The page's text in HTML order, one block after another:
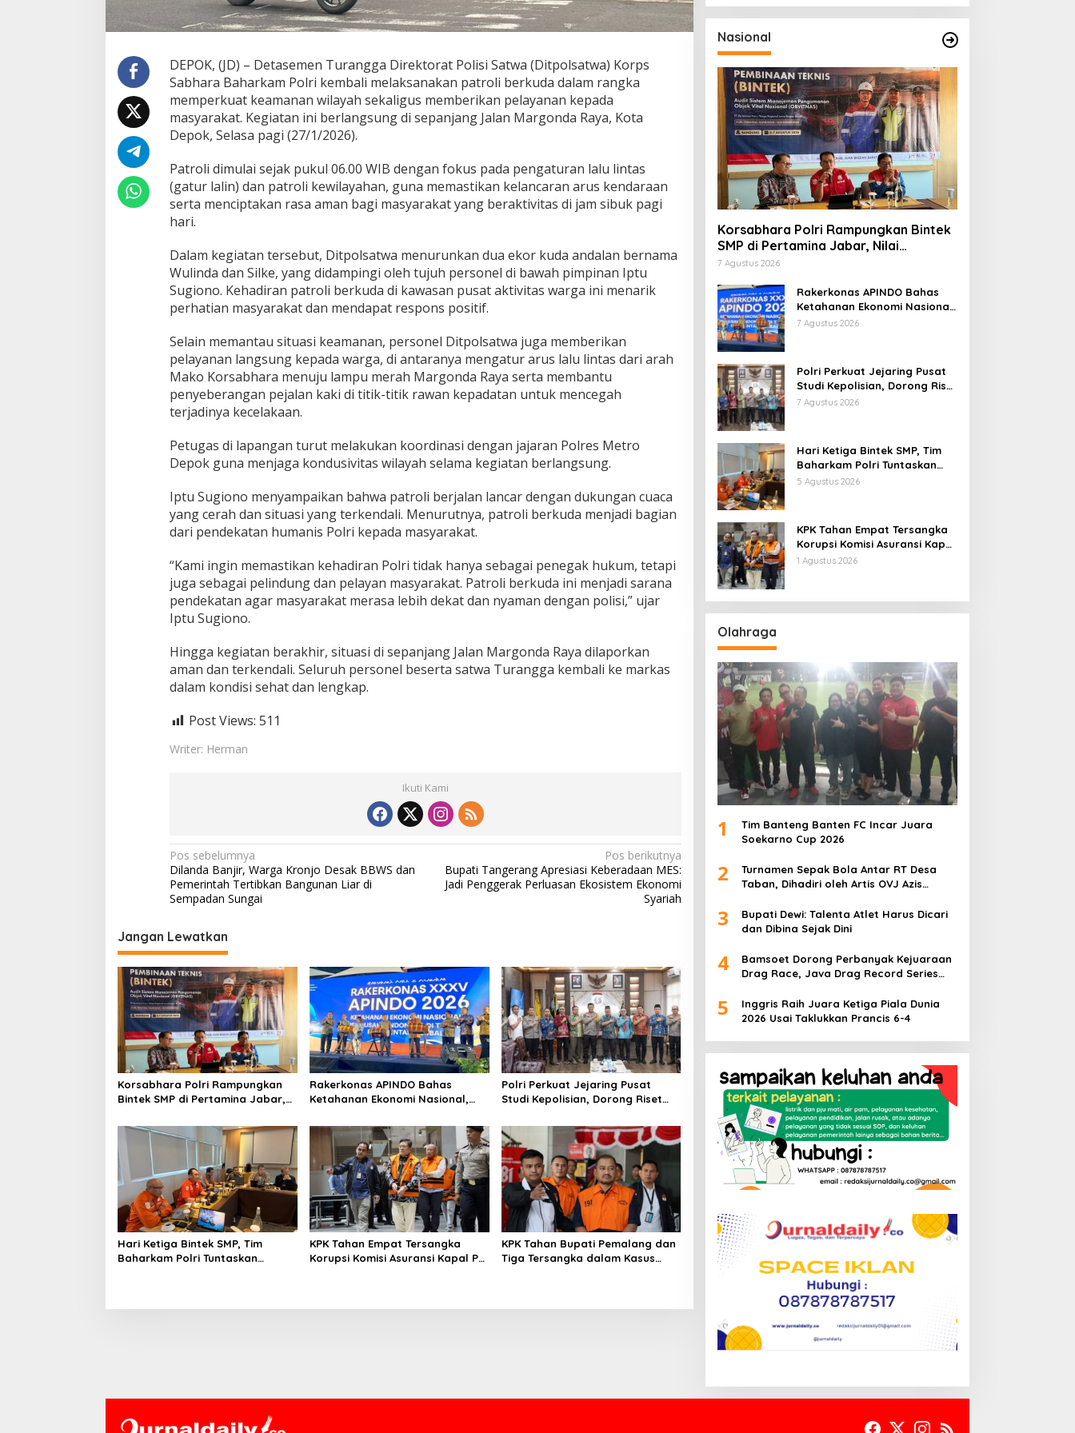
a
A
m
a
d
i
a
l
n
r
g
n
d
D
e
p
o
k
DEPOK, (JD) – Detasemen Turangga Direktorat Polisi Satwa (Ditpolsatwa) Korps
Sabhara Baharkam Polri kembali melaksanakan patroli berkuda dalam rangka
memperkuat keamanan wilayah sekaligus memberikan pelayanan kepada
masyarakat. Kegiatan ini berlangsung di sepanjang Jalan Margonda Raya, Kota
Depok, Selasa pagi (27/1/2026).
Patroli dimulai sejak pukul 06.00 WIB dengan fokus pada pengaturan lalu lintas
(gatur lalin) dan patroli kewilayahan, guna memastikan kelancaran arus kendaraan
serta menciptakan rasa aman bagi masyarakat yang beraktivitas di jam sibuk pagi
hari.
Dalam kegiatan tersebut, Ditpolsatwa menurunkan dua ekor kuda andalan bernama
Wulinda dan Silke, yang didampingi oleh tujuh personel di bawah pimpinan Iptu
Sugiono. Kehadiran patroli berkuda di kawasan pusat aktivitas warga ini menarik
perhatian masyarakat dan mendapat respons positif.
Selain memantau situasi keamanan, personel Ditpolsatwa juga memberikan
pelayanan langsung kepada warga, di antaranya mengatur arus lalu lintas dari arah
Mako Korsabhara menuju lampu merah Margonda Raya serta membantu
penyeberangan pejalan kaki di titik-titik rawan kepadatan untuk mencegah
terjadinya kecelakaan.
Petugas di lapangan turut melakukan koordinasi dengan jajaran Polres Metro
Depok guna menjaga kondusivitas wilayah selama kegiatan berlangsung.
Iptu Sugiono menyampaikan bahwa patroli berjalan lancar dengan dukungan cuaca
yang cerah dan situasi yang terkendali. Menurutnya, patroli berkuda menjadi bagian
dari pendekatan humanis Polri kepada masyarakat.
“Kami ingin memastikan kehadiran Polri tidak hanya sebagai penegak hukum, tetapi
juga sebagai pelindung dan pelayan masyarakat. Patroli berkuda ini menjadi sarana
pendekatan agar masyarakat merasa lebih dekat dan nyaman dengan polisi,” ujar
Iptu Sugiono.
Hingga kegiatan berakhir, situasi di sepanjang Jalan Margonda Raya dilaporkan
aman dan terkendali. Seluruh personel beserta satwa Turangga kembali ke markas
dalam kondisi sehat dan lengkap.
Post Views: 511
Writer: Herman
Ikuti Kami
N
a
v
i
g
a
s
i
p
o
s
Pos sebelumnya
Dilanda Banjir, Warga Kronjo Desak BBWS dan
Pemerintah Tertibkan Bangunan Liar di
Sempadan Sungai
Pos berikutnya
Bupati Tangerang Apresiasi Keberadaan MES:
Jadi Penggerak Perluasan Ekosistem Ekonomi
Syariah
Jangan Lewatkan
Korsabhara Polri Rampungkan
Bintek SMP di Pertamina Jabar,
Persen
Rakerkonas APINDO Bahas
Ketahanan Ekonomi Nasional,
Kolaborasi Lintas Sektor
Polri Perkuat Jejaring Pusat
Studi Kepolisian, Dorong Riset
Hari Ketiga Bintek SMP, Tim
Baharkam Polri Tuntaskan
KPK Tahan Empat Tersangka
Korupsi Komisi Asuransi Kapal PT
KPK Tahan Bupati Pemalang dan
Tiga Tersangka dalam Kasus
Nasional
Korsabhara Polri Rampungkan Bintek
SMP di Pertamina Jabar, Nilai
Pengamanan Capai 88,44 Persen
7 Agustus 2026
Rakerkonas APINDO Bahas
Ketahanan Ekonomi Nasional,
IMO Indonesia Soroti
7 Agustus 2026
Polri Perkuat Jejaring Pusat
Studi Kepolisian, Dorong Riset
Jadi Dasar Kebijakan dan
7 Agustus 2026
Hari Ketiga Bintek SMP, Tim
Baharkam Polri Tuntaskan
Pemeriksaan Pola
5 Agustus 2026
KPK Tahan Empat Tersangka
Korupsi Komisi Asuransi Kapal
PT Pelni
1 Agustus 2026
Olahraga
1
Tim Banteng Banten FC Incar Juara
Soekarno Cup 2026
2
Turnamen Sepak Bola Antar RT Desa
Taban, Dihadiri oleh Artis OVJ Azis
3
Bupati Dewi: Talenta Atlet Harus Dicari
dan Dibina Sejak Dini
4
Bamsoet Dorong Perbanyak Kejuaraan
Drag Race, Java Drag Record Series
Muda
5
Inggris Raih Juara Ketiga Piala Dunia
2026 Usai Taklukkan Prancis 6-4